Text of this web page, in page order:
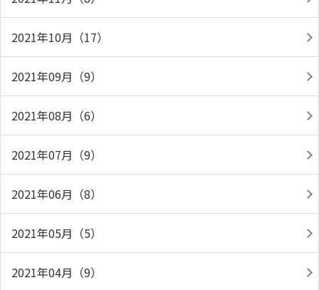
2021年10月（17）
2021年09月（9）
2021年08月（6）
2021年07月（9）
2021年06月（8）
2021年05月（5）
2021年04月（9）